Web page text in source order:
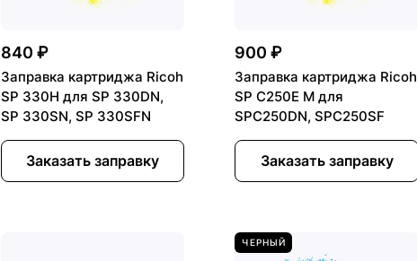
840 ₽
Заправка картриджа Ricoh
SP 330H для SP 330DN,
SP 330SN, SP 330SFN
Заказать заправку
900 ₽
Заправка картриджа Ricoh
SP C250E M для
SPC250DN, SPC250SF
Заказать заправку
ЧЕРНЫЙ